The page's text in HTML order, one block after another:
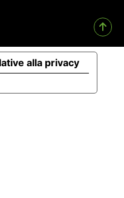
alla privacy